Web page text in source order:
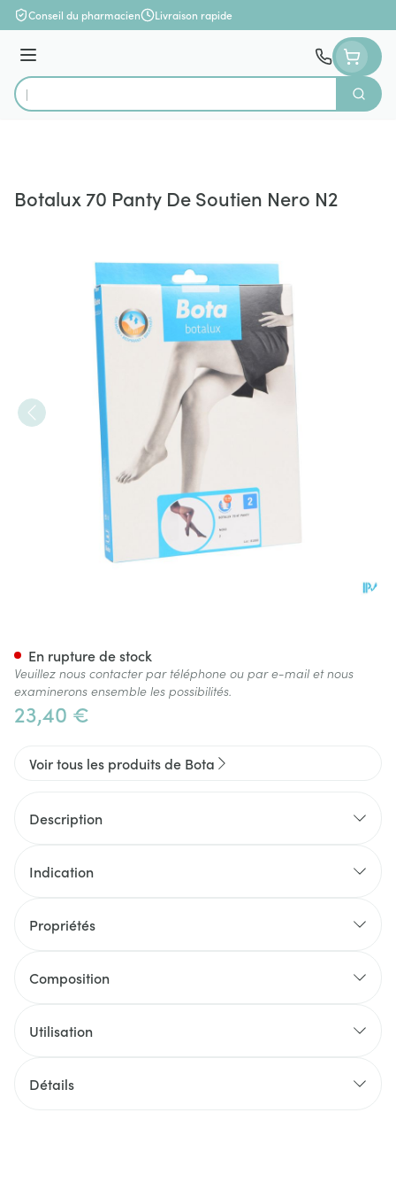
Aller au contenu
Conseil du pharmacien Livraison rapide
Menu
Rechercher
Botalux 70 Panty De Soutien Nero N2
23,40 €
En rupture de stock
Veuillez nous contacter par téléphone ou par e-mail et nous
examinerons ensemble les possibilités.
Voir tous les produits de Bota
Description
Indication
Propriétés
Composition
Utilisation
Détails